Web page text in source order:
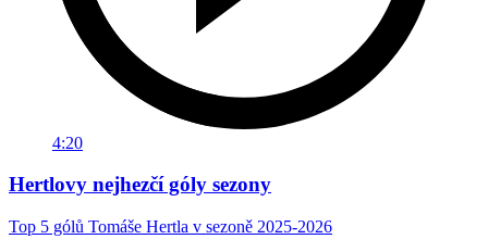
4:20
Hertlovy nejhezčí góly sezony
Top 5 gólů Tomáše Hertla v sezoně 2025-2026